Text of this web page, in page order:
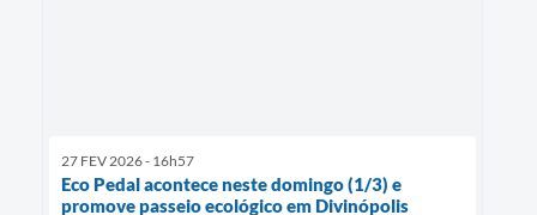
27 FEV 2026 - 16h57
Eco Pedal acontece neste domingo (1/3) e
promove passeio ecológico em Divinópolis